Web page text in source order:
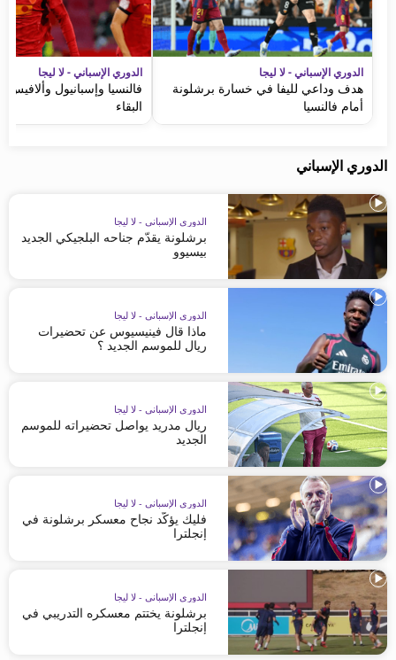
الدوري الإسباني - لا ليجا
هدف وداعي لليفا في خسارة برشلونة
أمام فالنسيا
الدوري الإسباني - لا ليجا
فالنسيا وإسبانيول
البقاء
الدوري الإسباني
الدوري الإسباني - لا ليجا
برشلونة يقدّم جناحه البلجيكي الجديد
بيسيوو
الدوري الإسباني - لا ليجا
ماذا قال فينيسيوس عن تحضيرات
ريال للموسم الجديد ؟
الدوري الإسباني - لا ليجا
ريال مدريد يواصل تحضيراته للموسم
الجديد
الدوري الإسباني - لا ليجا
فليك يؤكّد نجاح معسكر برشلونة في
إنجلترا
الدوري الإسباني - لا ليجا
برشلونة يختتم معسكره التدريبي في
إنجلترا